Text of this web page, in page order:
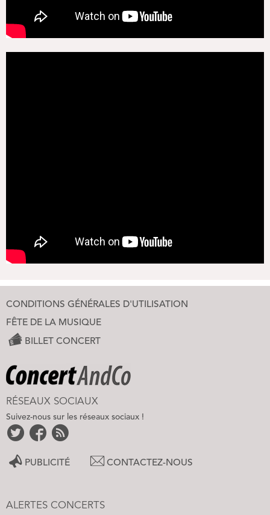
CONDITIONS GÉNÉRALES D'UTILISATION
FÊTE DE LA MUSIQUE
BILLET CONCERT
RÉSEAUX SOCIAUX
Suivez-nous sur les réseaux sociaux !
PUBLICITÉ CONTACTEZ-NOUS
ALERTES CONCERTS